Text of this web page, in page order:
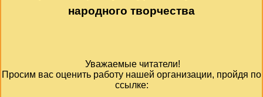
народного творчества
Уважаемые читатели!
Просим вас оценить работу нашей организации, пройдя по
ссылке: